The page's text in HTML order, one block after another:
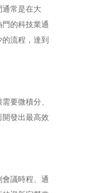
常是在大
的科技業通
流程，達到
要微積分、
發出最高效
議時程、通